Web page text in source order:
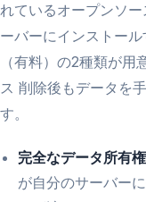
れているオープンソ
ーバーにインストー
（有料）の2種類が
ス 削除後もデータを
す。
完全なデータ所有権
が自分のサーバー